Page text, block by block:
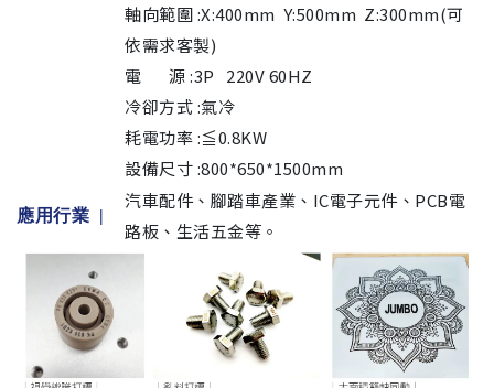
軸向範圍 :X:400mm Y:500mm Z:300mm(可
依需求客製)
電 源 :3P 220V 60HZ
冷卻方式 :氣冷
耗電功率 :≦0.8KW
設備尺寸 :800*650*1500mm
應用行業 |
汽車配件、腳踏車產業、IC電子元件、PCB電
路板、生活五金等。